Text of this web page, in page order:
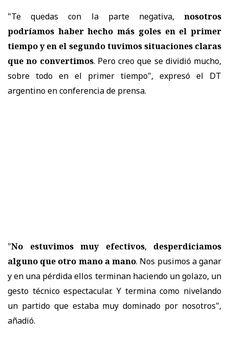
"Te quedas con la parte negativa, nosotros
podríamos haber hecho más goles en el primer
tiempo y en el segundo tuvimos situaciones claras
que no convertimos. Pero creo que se dividió mucho,
sobre todo en el primer tiempo", expresó el DT
argentino en conferencia de prensa.
"No estuvimos muy efectivos, desperdiciamos
alguno que otro mano a mano. Nos pusimos a ganar
y en una pérdida ellos terminan haciendo un golazo, un
gesto técnico espectacular. Y termina como nivelando
un partido que estaba muy dominado por nosotros",
añadió.